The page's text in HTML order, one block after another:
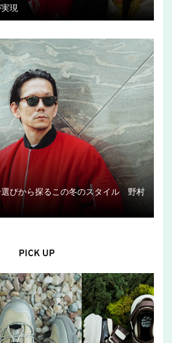
現
選びから探るこの冬のスタイル 野村
PICK UP